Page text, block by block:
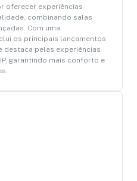
oferecer experiências
combinando salas
Com uma
os principais lançamentos
destaca pelas experiências
garantindo mais conforto e